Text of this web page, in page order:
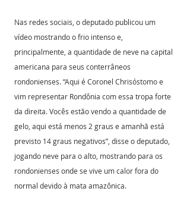
Nas redes sociais, o deputado publicou um
vídeo mostrando o frio intenso e,
principalmente, a quantidade de neve na capital
americana para seus conterrâneos
rondonienses. “Aqui é Coronel Chrisóstomo e
vim representar Rondônia com essa tropa forte
da direita. Vocês estão vendo a quantidade de
gelo, aqui está menos 2 graus e amanhã está
previsto 14 graus negativos”, disse o deputado,
jogando neve para o alto, mostrando para os
rondonienses onde se vive um calor fora do
normal devido à mata amazônica.